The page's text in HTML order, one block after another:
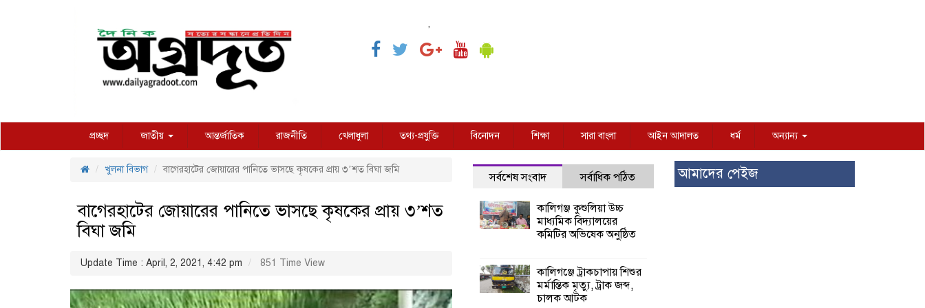
,
প্রচ্ছদ জাতীয় আন্তর্জাতিক রাজনীতি খেলাধুলা তথ্য-প্রযুক্তি বিনোদন শিক্ষা সারা বাংলা আইন আদালত ধর্ম অন্যান্য
খুলনা বিভাগ বাগেরহাটের জোয়ারের পানিতে ভাসছে কৃষকের প্রায় ৩’শত বিঘা জমি
বাগেরহাটের জোয়ারের পানিতে ভাসছে কৃষকের প্রায় ৩’শত
বিঘা জমি
Update Time : April, 2, 2021, 4:42 pm 851 Time View
সর্বশেষ সংবাদ সর্বাধিক পঠিত
কালিগঞ্জ কুশুলিয়া উচ্চ
মাধ্যমিক বিদ্যালয়ের
কমিটির অভিষেক অনুষ্ঠিত
কালিগঞ্জে ট্রাকচাপায় শিশুর
মর্মান্তিক মৃত্যু, ট্রাক জব্দ,
চালক আটক
আমাদের পেইজ